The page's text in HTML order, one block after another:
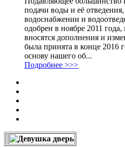
подачи воды и её
водоснабжении и
одобрен в ноябре 2011
вносятся дополнения и
была принята в конце 2016
основу нашего об...
Подробнее >>>